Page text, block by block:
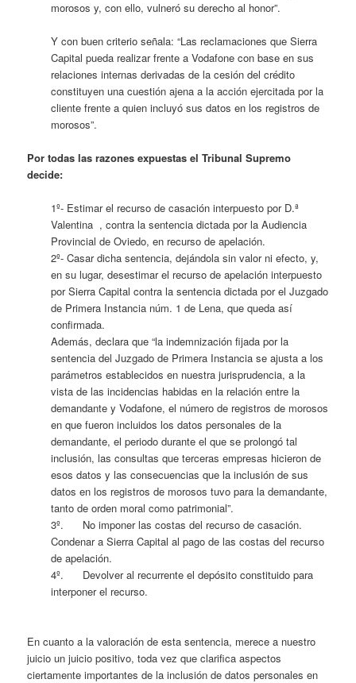
morosos y, con ello, vulneró su derecho al honor”.
Y con buen criterio señala: “Las reclamaciones que Sierra
Capital pueda realizar frente a Vodafone con base en sus
relaciones internas derivadas de la cesión del crédito
constituyen una cuestión ajena a la acción ejercitada por la
cliente frente a quien incluyó sus datos en los registros de
morosos”.
Por todas las razones expuestas el Tribunal Supremo
decide:
1º- Estimar el recurso de casación interpuesto por D.ª
Valentina , contra la sentencia dictada por la Audiencia
Provincial de Oviedo, en recurso de apelación.
2º- Casar dicha sentencia, dejándola sin valor ni efecto, y,
en su lugar, desestimar el recurso de apelación interpuesto
por Sierra Capital contra la sentencia dictada por el Juzgado
de Primera Instancia núm. 1 de Lena, que queda así
confirmada.
Además, declara que “la indemnización fijada por la
sentencia del Juzgado de Primera Instancia se ajusta a los
parámetros establecidos en nuestra jurisprudencia, a la
vista de las incidencias habidas en la relación entre la
demandante y Vodafone, el número de registros de morosos
en que fueron incluidos los datos personales de la
demandante, el periodo durante el que se prolongó tal
inclusión, las consultas que terceras empresas hicieron de
esos datos y las consecuencias que la inclusión de sus
datos en los registros de morosos tuvo para la demandante,
tanto de orden moral como patrimonial”.
3º. No imponer las costas del recurso de casación.
Condenar a Sierra Capital al pago de las costas del recurso
de apelación.
4º. Devolver al recurrente el depósito constituido para
interponer el recurso.
En cuanto a la valoración de esta sentencia, merece a nuestro
juicio un juicio positivo, toda vez que clarifica aspectos
ciertamente importantes de la inclusión de datos personales en